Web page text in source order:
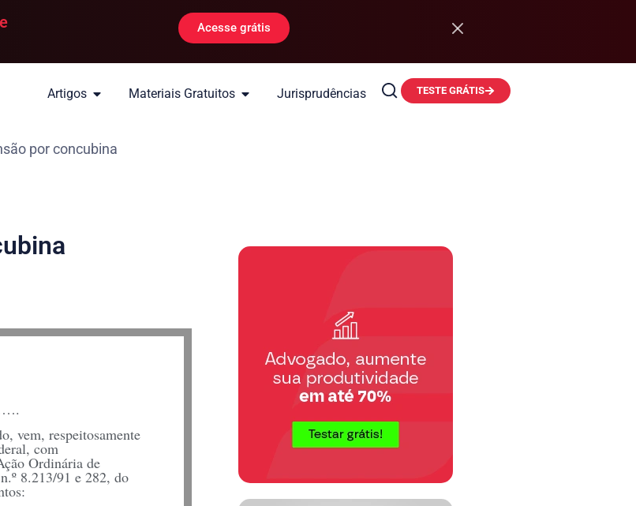
Acesse grátis
Artigos Materiais Gratuitos Jurisprudências TESTE GRÁTIS
por concubina
vem, respeitosamente
com
Ordinária de
8.213/91 e 282, do